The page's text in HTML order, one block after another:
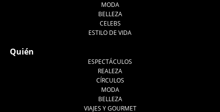
MODA
BELLEZA
CELEBS
ESTILO DE VIDA
Quién
ESPECTÁCULOS
REALEZA
CÍRCULOS
MODA
BELLEZA
VIAJES Y GOURMET